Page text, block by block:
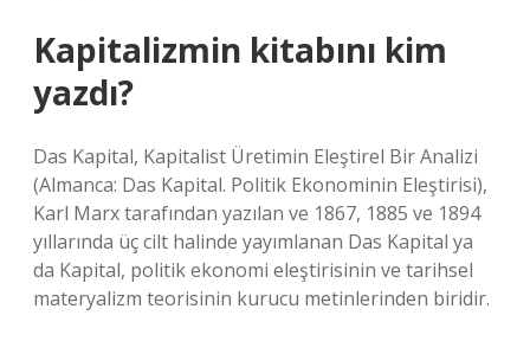
Kapitalizmin kitabını kim
yazdı?
Das Kapital, Kapitalist Üretimin Eleştirel Bir Analizi
(Almanca: Das Kapital. Politik Ekonominin Eleştirisi),
Karl Marx tarafından yazılan ve 1867, 1885 ve 1894
yıllarında üç cilt halinde yayımlanan Das Kapital ya
da Kapital, politik ekonomi eleştirisinin ve tarihsel
materyalizm teorisinin kurucu metinlerinden biridir.